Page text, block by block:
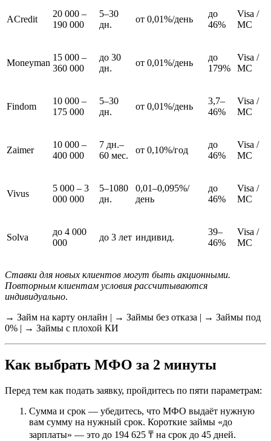
ACredit
20 000 –
190 000
5–30
дн.
от 0,01%/день
до
46%
Visa /
MC
Moneyman
15 000 –
360 000
до 30
дн.
от 0,01%/день
до
179%
Visa /
MC
Findom
10 000 –
175 000
5–30
дн.
от 0,01%/день
3,7–
46%
Visa /
MC
Zaimer
10 000 –
400 000
7 дн.–
60 мес.
от 0,10%/год
до
46%
Visa /
MC
Vivus
5 000 – 3
000 000
5–1080
дн.
0,01–0,095%/
день
до
46%
Visa /
MC
Solva
до 4 000
000
до 3 лет индивид.
39–
46%
Visa /
MC
Ставки для новых клиентов могут быть акционными.
Повторным клиентам условия рассчитываются
индивидуально.
→ Займ на карту онлайн | → Займы без отказа | → Займы под
0% | → Займы с плохой КИ
Как выбрать МФО за 2 минуты
Перед тем как подать заявку, пройдитесь по пяти параметрам:
Сумма и срок — убедитесь, что МФО выдаёт нужную
вам сумму на нужный срок. Короткие займы «до
зарплаты» — это до 194 625 ₸ на срок до 45 дней.​